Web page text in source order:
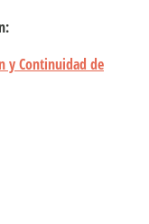
y Continuidad de